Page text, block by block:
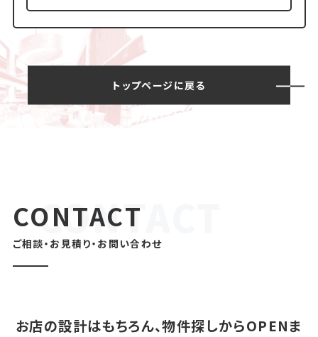
トップページに戻る
CONTACT
ご相談・お見積り・お問い合わせ
お店の設計はもちろん、物件探しからOPENま